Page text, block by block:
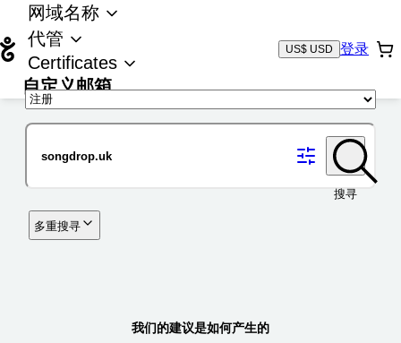
网域名称
代管
Certificates
自定义邮箱
US$ USD 登录
搜寻
多重搜寻
我们的建议是如何产生的